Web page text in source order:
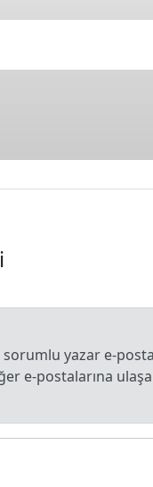
yazar e-
e-postalarına